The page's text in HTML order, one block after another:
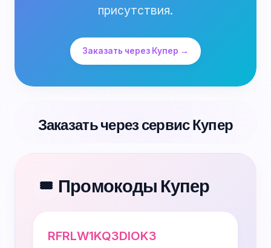
присутствия.
Заказать через Купер →
Заказать через сервис Купер
🎟️ Промокоды Купер
RFRLW1KQ3DIOK3